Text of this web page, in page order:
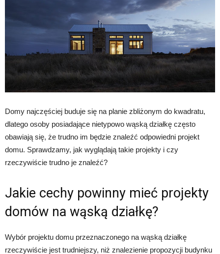
Domy najczęściej buduje się na planie zbliżonym do kwadratu,
dlatego osoby posiadające nietypowo wąską działkę często
obawiają się, że trudno im będzie znaleźć odpowiedni projekt
domu. Sprawdzamy, jak wyglądają takie projekty i czy
rzeczywiście trudno je znaleźć?
Jakie cechy powinny mieć projekty
domów na wąską działkę?
Wybór projektu domu przeznaczonego na wąską działkę
rzeczywiście jest trudniejszy, niż znalezienie propozycji budynku